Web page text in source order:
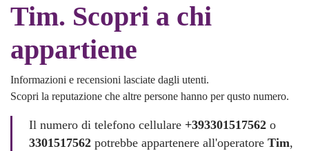
Tim. Scopri a chi
appartiene
Informazioni e recensioni lasciate dagli utenti.
Scopri la reputazione che altre persone hanno per qusto numero.
Il numero di telefono cellulare +393301517562 o
3301517562 potrebbe appartenere all'operatoreTim,